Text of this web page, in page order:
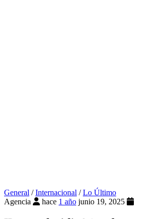
General /Internacional /Lo Último
Agencia
hace 1 año junio 19, 2025